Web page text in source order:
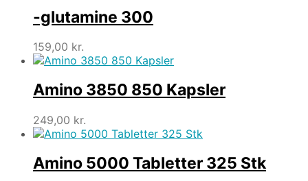
-glutamine 300
159,00 kr.
Amino 3850 850 Kapsler
249,00 kr.
Amino 5000 Tabletter 325 Stk